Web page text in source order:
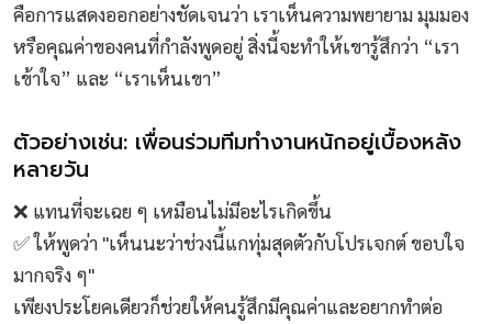
คือการแสดงออกอย่างชัดเจนว่า เราเห็นความพยายาม มุมมอง
หรือคุณค่าของคนที่กำลังพูดอยู่ สิ่งนี้จะทำให้เขารู้สึกว่า “เรา
เข้าใจ” และ “เราเห็นเขา”
ตัวอย่างเช่น: เพื่อนร่วมทีมทำงานหนักอยู่เบื้องหลัง
หลายวัน
❌ แทนที่จะเฉย ๆ เหมือนไม่มีอะไรเกิดขึ้น
✅ ให้พูดว่า "เห็นนะว่าช่วงนี้แกทุ่มสุดตัวกับโปรเจกต์ ขอบใจ
มากจริง ๆ"
เพียงประโยคเดียวก็ช่วยให้คนรู้สึกมีคุณค่าและอยากทำต่อ